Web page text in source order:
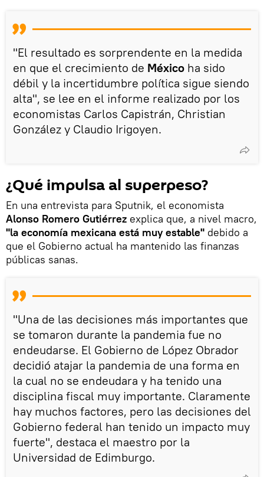
"El resultado es sorprendente en la medida
en que el crecimiento de México ha sido
débil y la incertidumbre política sigue siendo
alta", se lee en el informe realizado por los
economistas Carlos Capistrán, Christian
González y Claudio Irigoyen.
¿Qué impulsa al superpeso?
En una entrevista para Sputnik, el economista
Alonso Romero Gutiérrez explica que, a nivel macro,
"la economía mexicana está muy estable" debido a
que el Gobierno actual ha mantenido las finanzas
públicas sanas.
"Una de las decisiones más importantes que
se tomaron durante la pandemia fue no
endeudarse. El Gobierno de López Obrador
decidió atajar la pandemia de una forma en
la cual no se endeudara y ha tenido una
disciplina fiscal muy importante. Claramente
hay muchos factores, pero las decisiones del
Gobierno federal han tenido un impacto muy
fuerte", destaca el maestro por la
Universidad de Edimburgo.